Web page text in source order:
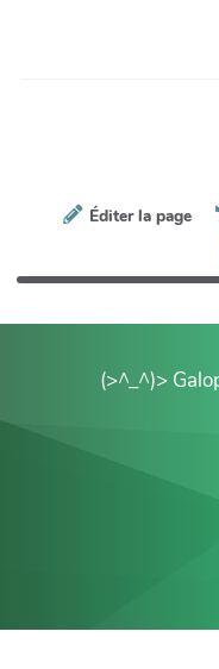
Éditer la page
(>^_^)>